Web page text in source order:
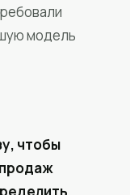
модель
чтобы